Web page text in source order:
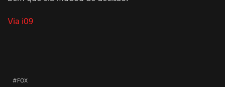
Via i09
FOX